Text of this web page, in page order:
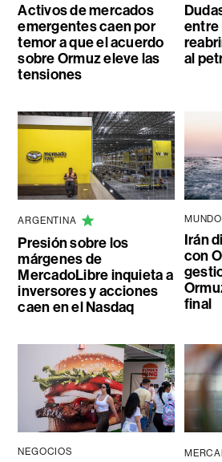
Activos de mercados
emergentes caen por
temor a que el acuerdo
sobre Ormuz eleve las
tensiones
entre
al
ARGENTINA
Presión sobre los
márgenes de
MercadoLibre inquieta a
inversores y acciones
caen en el Nasdaq
MUNDO
Irán
con
final
NEGOCIOS